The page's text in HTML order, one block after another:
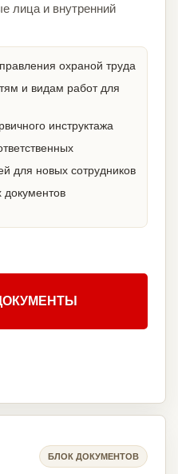
лица и внутренний
охраной труда
и видам работ для
инструктажа
для новых сотрудников
документов
БЛОК ДОКУМЕНТОВ